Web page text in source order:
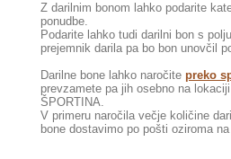
Z darilnim bonom lahko podarite
ponudbe.
Podarite lahko tudi darilni bon s
prejemnik darila pa bo bon unovčil
Darilne bone lahko naročite preko
prevzamete pa jih osebno na
ŠPORTINA.
V primeru naročila večje količine
bone dostavimo po pošti oziroma